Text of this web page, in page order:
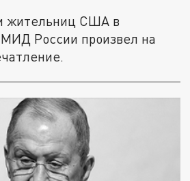
жительниц США в
МИД России произвел на